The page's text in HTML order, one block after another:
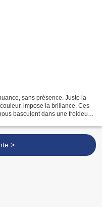
sans présence. Juste la
impose la brillance. Ces
basculent dans une froideur
>